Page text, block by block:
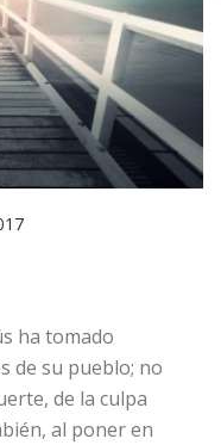
ha tomado
de su pueblo; no
de la culpa
al poner en